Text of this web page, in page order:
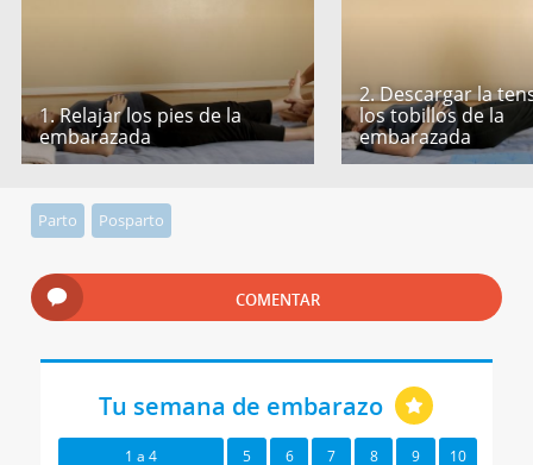
1. Relajar los pies de la
embarazada
2. Descargar la
los tobillos de la
embarazada
Parto Posparto
COMENTAR
Tu semana de embarazo
1 a 4 5 6 7 8 9 10